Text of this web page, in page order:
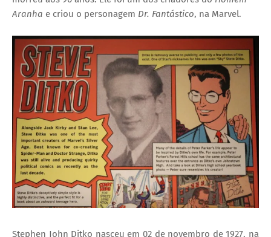
Aranha e criou o personagem Dr. Fantástico, na Marvel.
Stephen John Ditko nasceu em 02 de novembro de 1927, na